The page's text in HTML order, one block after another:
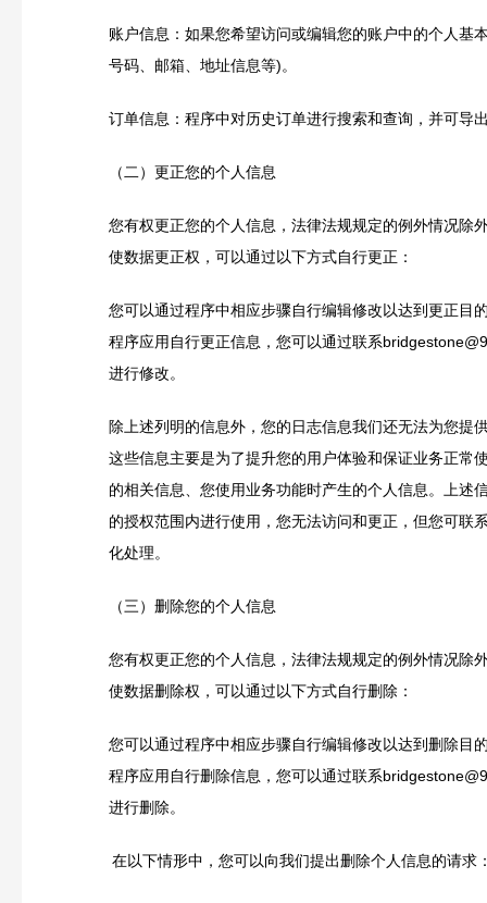
账户信息：如果您希望访问或编辑您的账户中的个人基
号码、邮箱、地址信息等)。
订单信息：程序中对历史订单进行搜索和查询，并可导
（二）更正您的个人信息
您有权更正您的个人信息，法律法规规定的例外情况除
使数据更正权，可以通过以下方式自行更正：
您可以通过程序中相应步骤自行编辑修改以达到更正目
程序应用自行更正信息，您可以通过联系
进行修改。
除上述列明的信息外，您的日志信息我们还无法为您提
这些信息主要是为了提升您的用户体验和保证业务正常
的相关信息、您使用业务功能时产生的个人信息。上述
的授权范围内进行使用，您无法访问和更正，但您可联
化处理。
（三）删除您的个人信息
您有权更正您的个人信息，法律法规规定的例外情况除
使数据删除权，可以通过以下方式自行删除：
您可以通过程序中相应步骤自行编辑修改以达到删除目
程序应用自行删除信息，您可以通过联系
进行删除。
在以下情形中，您可以向我们提出删除个人信息的请求